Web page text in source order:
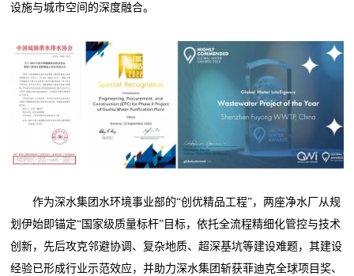
设施与城市空间的深度融合。
作为深水集团水环境事业部的“创优精品工程”，两座净水厂从规
划伊始即锚定“国家级质量标杆”目标，依托全流程精细化管控与技术
创新，先后攻克邻避协调、复杂地质、超深基坑等建设难题，其建设
经验已形成行业示范效应，并助力深水集团斩获菲迪克全球项目奖、